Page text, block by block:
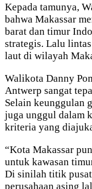
Kepada tamunya,
bahwa Makassar
barat dan timur
strategis. Lalu
laut di wilayah
Walikota Danny
Antwerp sangat
Selain keunggulan
juga unggul dalam
kriteria yang
“Kota Makassar
untuk kawasan
Di sinilah titik
perusahaan asing